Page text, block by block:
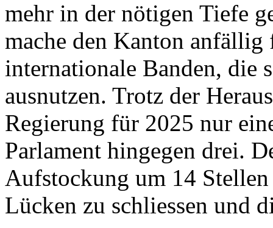
mehr in der nötigen Tiefe
mache den Kanton
internationale Banden, die
ausnutzen. Trotz der
Regierung für 2025 nur
Parlament hingegen drei.
Aufstockung um 14
Lücken zu schliessen und